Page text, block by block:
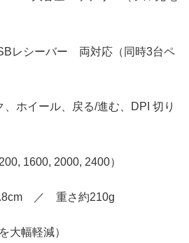
レシーバー 両対応（同時3台ペ
ホイール、戻る/進む、DPI 切り
1600, 2000, 2400）
／ 重さ約210g
大幅軽減）